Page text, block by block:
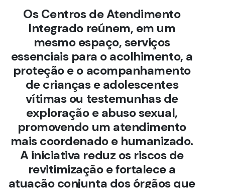
Os Centros de Atendimento
Integrado reúnem, em um
mesmo espaço, serviços
essenciais para o acolhimento, a
proteção e o acompanhamento
de crianças e adolescentes
vítimas ou testemunhas de
exploração e abuso sexual,
promovendo um atendimento
mais coordenado e humanizado.
A iniciativa reduz os riscos de
revitimização e fortalece a
atuação conjunta dos órgãos que